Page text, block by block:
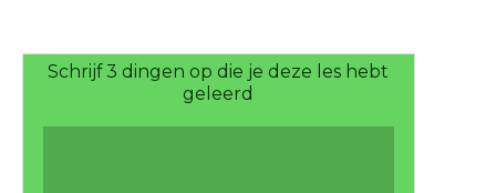
Schrijf 3 dingen op die je deze les hebt
geleerd